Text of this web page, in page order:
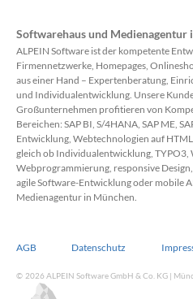
Softwarehaus und Medienagentur
ALPEIN Software ist der kompetente
Firmennetzwerke, Homepages,
aus einer Hand – Expertenberatung,
und Individualentwicklung. Unsere
Großunternehmen profitieren von
Bereichen: SAP BI, S/4HANA, SAP ME,
Entwicklung, Webtechnologien auf
gleich ob Individualentwicklung, TYPO3,
Webprogrammierung, responsive
agile Software-Entwicklung oder mobile
Medienagentur in München.
© 2026 ALPEIN Software GmbH & Co. KG |
AGB Datenschutz